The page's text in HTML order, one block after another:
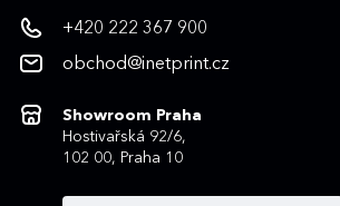
+420 222 367 900
obchod@inetprint.cz
Showroom Praha
Hostivařská 92/6,
102 00, Praha 10